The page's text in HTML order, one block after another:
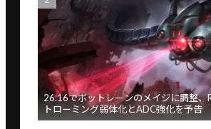
26.16でボットレーンのメイジに調整、
トローミング弱体化とADC強化を予告